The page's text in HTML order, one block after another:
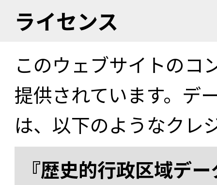
ライセンス
このウェブサイトのコ
提供されています。デ
は、以下のようなクレ
『歴史的行政区域デ